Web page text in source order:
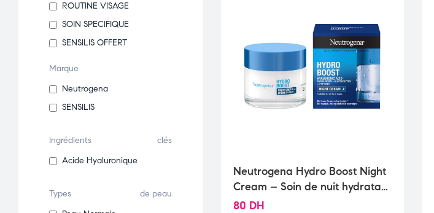
Neutrogena Hydro Boost Night
Cream – Soin de nuit hydratant
intensif pour une peau
80 DH
ROUTINE VISAGE
SOIN SPECIFIQUE
SENSILIS OFFERT
Marque
Neutrogena
SENSILIS
Ingrédients
clés
Acide Hyaluronique
Types
de peau